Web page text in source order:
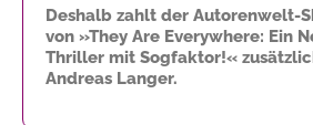
Deshalb zahlt der Autorenwelt-
von »They Are Everywhere: Ein
Thriller mit Sogfaktor!«
Andreas Langer.